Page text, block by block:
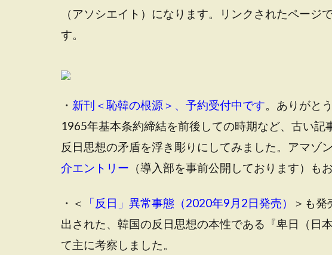
（アソシエイト） になります。リンクされたページ
す。
・ 新刊＜恥韓の根源＞、予約受付中です。ありがと
1965年基本条約締結を前後しての時期など、古い
反日思想の矛盾を浮き彫りにしてみました。アマゾ
介エントリー （導入部を事前公開しております）も
・＜ 「反日」異常事態（2020年9月2日発売） ＞も発
出された、韓国の反日思想の本性である『卑日（日
て主に考察しました。